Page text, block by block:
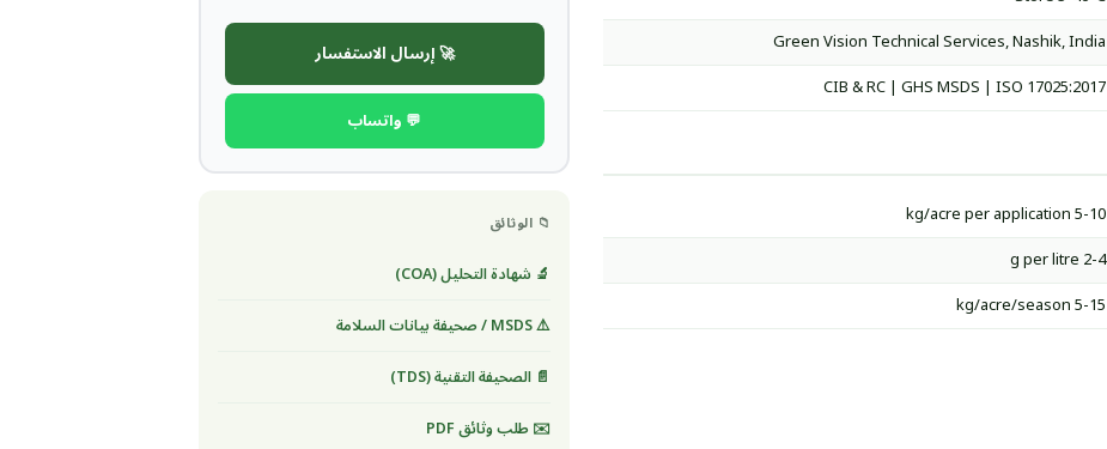
Green Vision Technical Services, Nashik, India
CIB & RC | GHS MSDS | ISO 17025:2017
5-10 kg/acre per application
2-4 g per litre
5-15 kg/acre/season
🚀 إرسال الاستفسار
💬 واتساب
📁 الوثائق
🔬 شهادة التحليل (COA)
⚠️ MSDS / صحيفة بيانات السلامة
📄 الصحيفة التقنية (TDS)
✉️ طلب وثائق PDF